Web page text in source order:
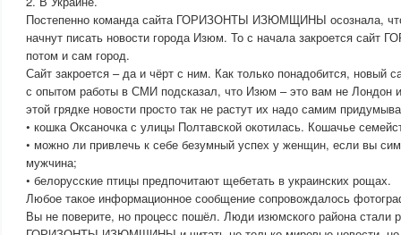
Постепенно команда сайта ГОРИЗОНТЫ ИЗЮМЩИНЫ осознала,
начнут писать новости города Изюм. То с начала закроется
потом и сам город.
Сайт закроется – да и чёрт с ним. Как только понадобится, новый
с опытом работы в СМИ подсказал, что Изюм – это вам не Лондон
этой грядке новости просто так не растут их надо самим
• кошка Оксаночка с улицы Полтавской окотилась. Кошачье
• можно ли привлечь к себе безумный успех у женщин, если вы
мужчина;
• белорусские птицы предпочитают щебетать в украинских рощах.
Любое такое информационное сообщение сопровождалось
Вы не поверите, но процесс пошёл. Люди изюмского района стали